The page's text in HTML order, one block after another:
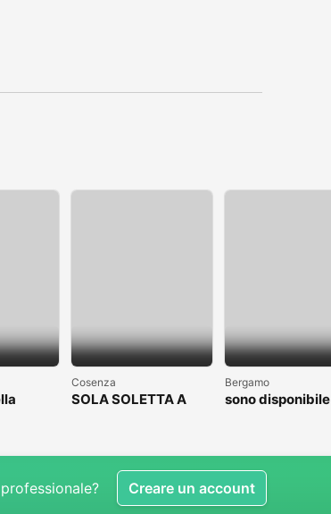
Cosenza
SOLA SOLETTA A
Bergamo
sono disponibile
Creare un account